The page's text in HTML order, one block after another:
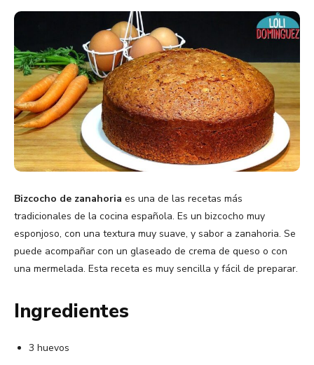
Bizcocho de zanahoria es una de las recetas más
tradicionales de la cocina española. Es un bizcocho muy
esponjoso, con una textura muy suave, y sabor a zanahoria. Se
puede acompañar con un glaseado de crema de queso o con
una mermelada. Esta receta es muy sencilla y fácil de preparar.
Ingredientes
3 huevos